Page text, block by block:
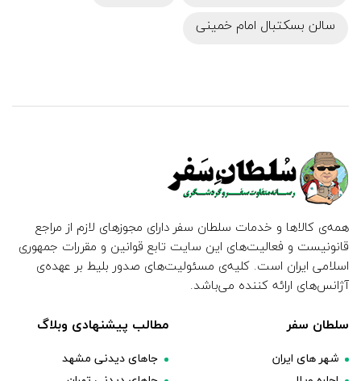
سالن بسکتبال امام خمینی
همه‌ی کالاها و خدمات سلطان سفر دارای مجوزهای لازم از مراجع
قانونیست و فعالیت‌های این سایت تابع قوانین و مقررات جمهوری
اسلامی ایران است. کلیه‌ی مسئولیت‌های صدور بلیط بر عهده‌ی
آژانس‌های ارائه کننده می‌باشد.
سلطان سفر
شهر های ایران
مطالب پیشنهادی وبلاگ
جاهای دیدنی مشهد